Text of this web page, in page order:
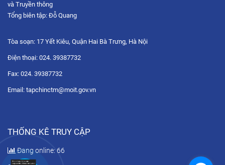
Tọa đàm trực tuyến: Chiến lược phát triển thị trường Hoa Kỳ
Diễn đàn Chuyển đổi số ngành Công Thương 2025: Công
nghệ hội tụ
Tọa đàm trực tuyến “Nâng cao năng lực xuất khẩu của doanh
nghiệp Việt Nam thông qua thương mại điện tử với thị...
và Truyền thông
Tổng biên tập: Đỗ Quang
Tòa soạn: 17 Yết Kiêu, Quận Hai Bà Trưng, Hà Nội
Điện thoại: 024. 39387732
Fax: 024. 39387732
Email: tapchinctm@moit.gov.vn
THỐNG KÊ TRUY CẬP
Đang online: 66